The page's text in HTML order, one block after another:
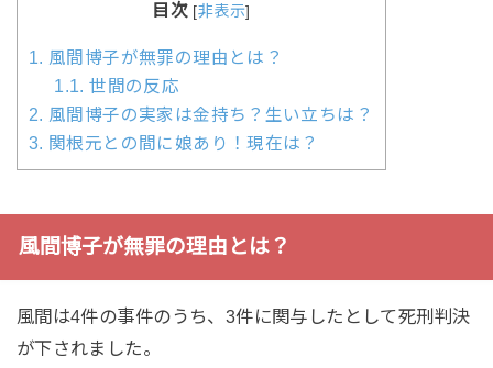
目次 [非表示]
1. 風間博子が無罪の理由とは？
1.1. 世間の反応
2. 風間博子の実家は金持ち？生い立ちは？
3. 関根元との間に娘あり！現在は？
風間博子が無罪の理由とは？
風間は4件の事件のうち、3件に関与したとして死刑判決
が下されました。